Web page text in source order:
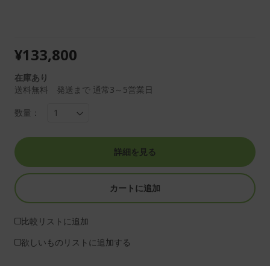
¥133,800
在庫あり
送料無料 発送まで 通常3～5営業日
数量：
詳細を見る
カートに追加
比較リストに追加
欲しいものリストに追加する